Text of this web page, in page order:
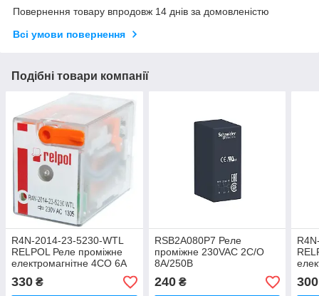
Повернення товару впродовж 14 днів за домовленістю
Всі умови повернення
Подібні товари компанії
R4N-2014-23-5230-WTL
RELPOL Реле проміжне
електромагнітне 4CO 6A
230VAC
330 ₴
RSB2A080P7 Реле
проміжне 230VAC 2C/O
8А/250В
240₴ 300